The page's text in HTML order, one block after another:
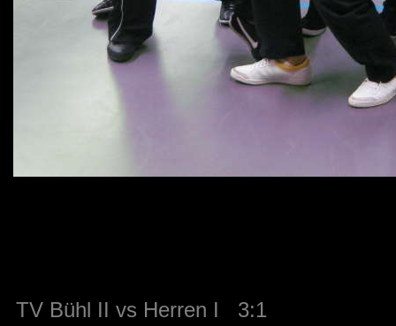
TV Bühl II vs Herren I 3:1